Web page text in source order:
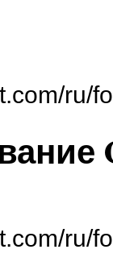
ru/
ru/